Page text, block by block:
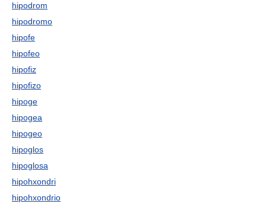
hipodrom
hipodromo
hipofe
hipofeo
hipofiz
hipofizo
hipoge
hipogea
hipogeo
hipoglos
hipoglosa
hipohxondri
hipohxondrio